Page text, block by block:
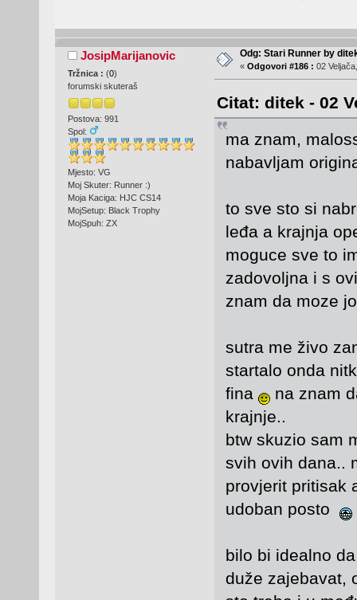
JosipMarijanovic
Tržnica : (0)
forumski skuteraš
Postova: 991
Spol:
Mjesto: VG
Moj Skuter: Runner :)
Moja Kaciga: HJC CS14
MojSetup: Black Trophy
MojSpuh: ZX
Odg: Stari Runner by
« Odgovori #186 : 02
Citat: ditek - 02
ma znam,
nabavljam
to sve sto si
leđa a krajnja
moguce sve to
zadovoljna i s
znam da moze
sutra me živo
startalo onda
fina
na znam
krajnje..
btw skuzio sam
svih ovih dana..
provjerit pritisak
udoban posto
bilo bi idealno
duže zajebavat,